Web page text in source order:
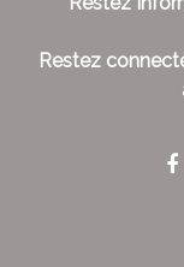
Restez